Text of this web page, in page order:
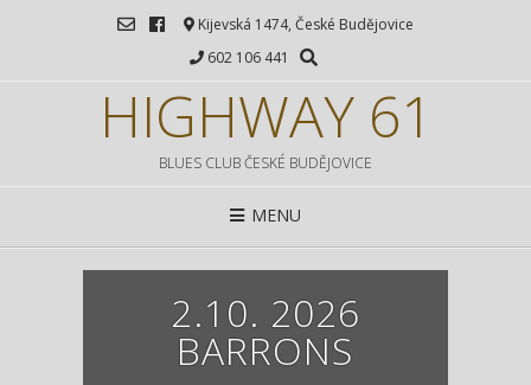
Kijevská 1474, České Budějovice
602 106 441
HIGHWAY 61
BLUES CLUB ČESKÉ BUDĚJOVICE
MENU
2.10. 2026
BARRONS